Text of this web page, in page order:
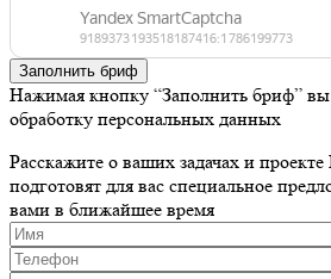
Заполнить бриф
Нажимая кнопку “Заполнить бриф” вы
обработку персональных данных
Расскажите о ваших задачах и проекте
подготовят для вас специальное
вами в ближайшее время